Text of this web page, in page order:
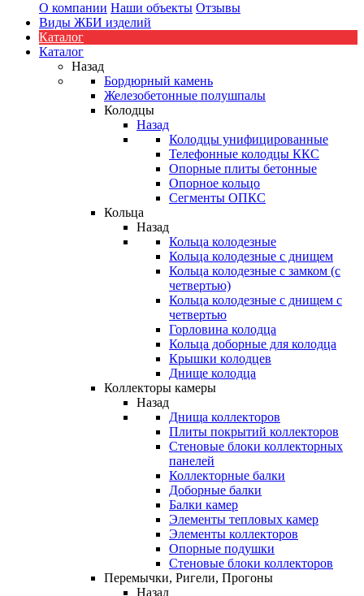
О компании Наши объекты Отзывы
Виды ЖБИ изделий
Каталог
Каталог
Назад
Бордюрный камень
Железобетонные полушпалы
Колодцы
Назад
Колодцы унифицированные
Телефонные колодцы ККС
Опорные плиты бетонные
Опорное кольцо
Сегменты ОПКС
Кольца
Назад
Кольца колодезные
Кольца колодезные с днищем
Кольца колодезные с замком (с
четвертью)
Кольца колодезные с днищем с
четвертью
Горловина колодца
Кольца доборные для колодца
Крышки колодцев
Днище колодца
Коллекторы камеры
Назад
Днища коллекторов
Плиты покрытий коллекторов
Стеновые блоки коллекторных
панелей
Коллекторные балки
Доборные балки
Балки камер
Элементы тепловых камер
Элементы коллекторов
Опорные подушки
Стеновые блоки коллекторов
Перемычки, Ригели, Прогоны
Назад